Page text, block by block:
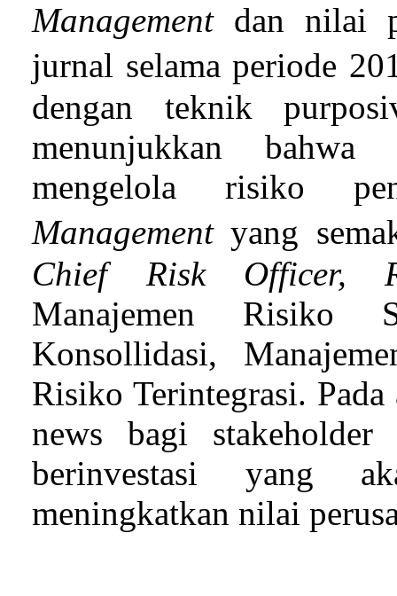
Managementdan nilai
jurnal selama periode
dengan teknik
menunjukkan bahwa
mengelola risiko
Managementyang
Chief Risk Officer,
Manajemen Risiko
Konsollidasi,
Risiko Terintegrasi.
news bagi stakeholder
berinvestasi yang
meningkatkan nilai